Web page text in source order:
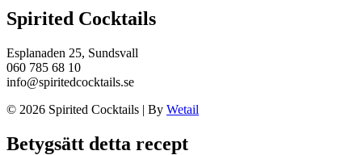
Spirited Cocktails
Esplanaden 25, Sundsvall
060 785 68 10
info@spiritedcocktails.se
© 2026 Spirited Cocktails | By Wetail
Betygsätt detta recept